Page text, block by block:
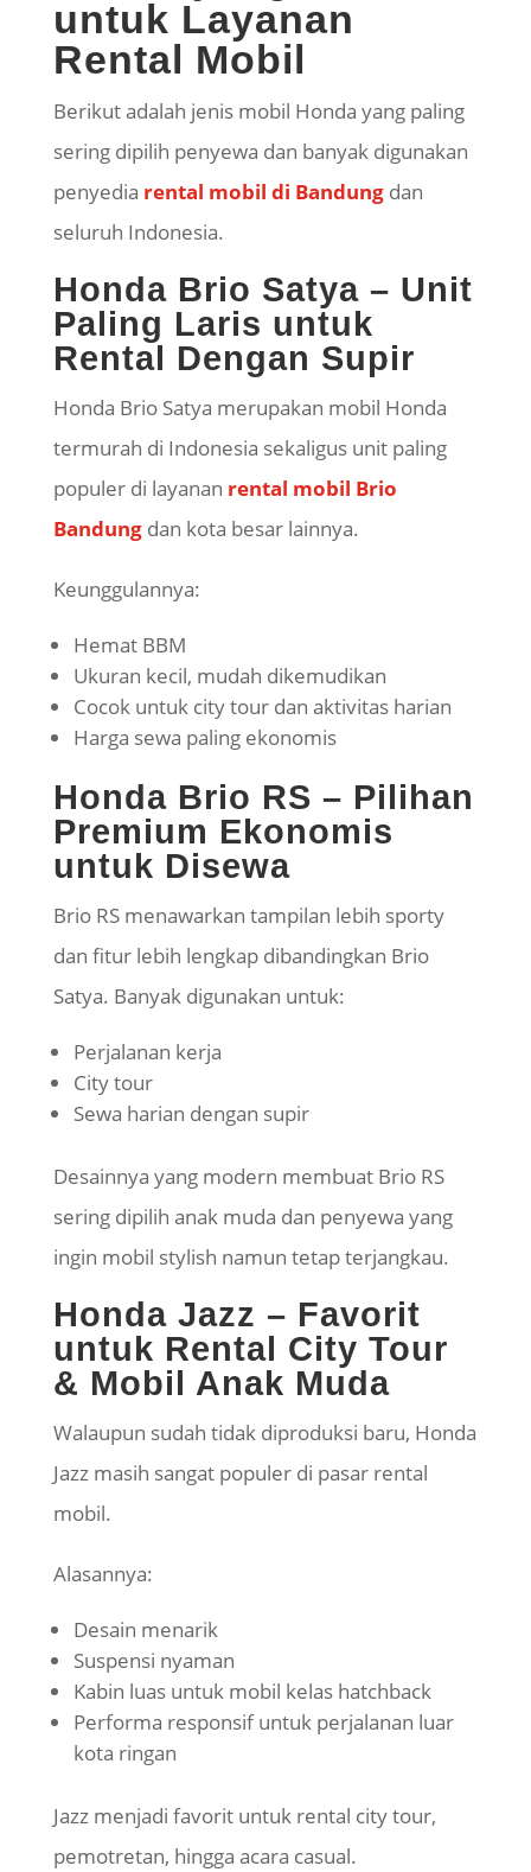
untuk Layanan
Rental Mobil
Berikut adalah jenis mobil Honda yang paling
sering dipilih penyewa dan banyak digunakan
penyedia rental mobil di Bandungdan
seluruh Indonesia.
Honda Brio Satya – Unit
Paling Laris untuk
Rental Dengan Supir
Honda Brio Satya merupakan mobil Honda
termurah di Indonesia sekaligus unit paling
populer di layanan rental mobil Brio
Bandungdan kota besar lainnya.
Keunggulannya:
Hemat BBM
Ukuran kecil, mudah dikemudikan
Cocok untuk city tour dan aktivitas harian
Harga sewa paling ekonomis
Honda Brio RS – Pilihan
Premium Ekonomis
untuk Disewa
Brio RS menawarkan tampilan lebih sporty
dan fitur lebih lengkap dibandingkan Brio
Satya. Banyak digunakan untuk:
Perjalanan kerja
City tour
Sewa harian dengan supir
Desainnya yang modern membuat Brio RS
sering dipilih anak muda dan penyewa yang
ingin mobil stylish namun tetap terjangkau.
Honda Jazz – Favorit
untuk Rental City Tour
& Mobil Anak Muda
Walaupun sudah tidak diproduksi baru, Honda
Jazz masih sangat populer di pasar rental
mobil.
Alasannya:
Desain menarik
Suspensi nyaman
Kabin luas untuk mobil kelas hatchback
Performa responsif untuk perjalanan luar
kota ringan
Jazz menjadi favorit untuk rental city tour,
pemotretan, hingga acara casual.